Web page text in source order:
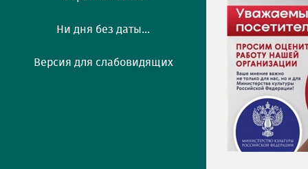
Ни дня без даты...
Версия для слабовидящих